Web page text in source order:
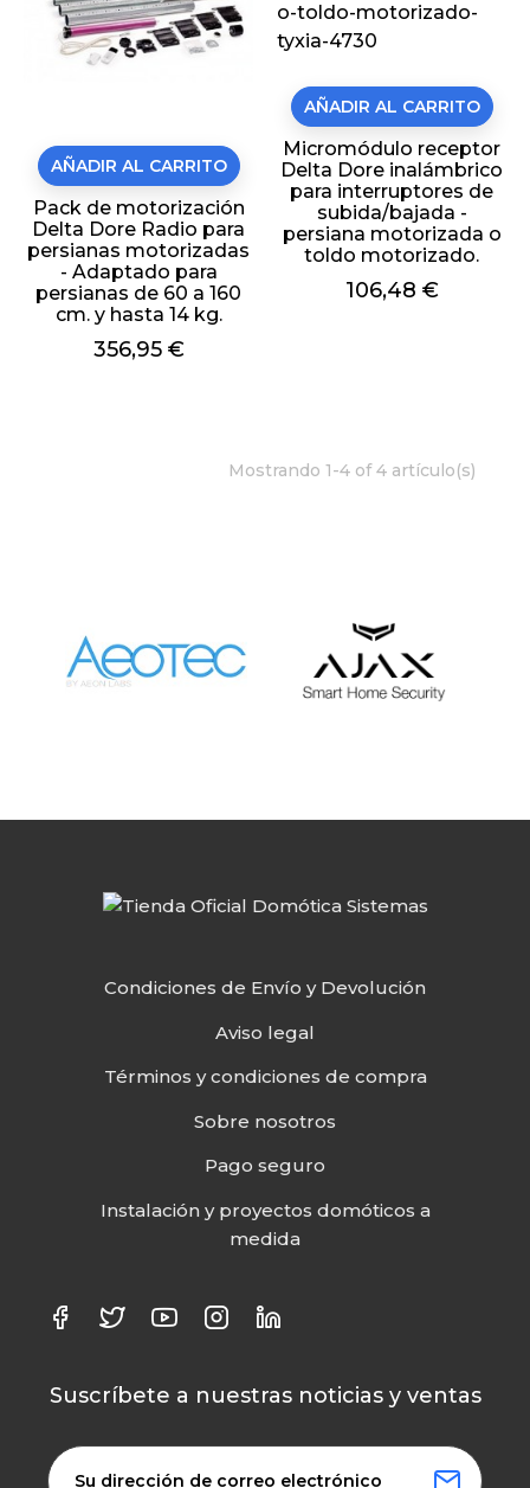
Pack de motorización
Delta Dore Radio para
persianas motorizadas
- Adaptado para
persianas de 60 a 160
cm. y hasta 14 kg.
Precio
356,95 €
AÑADIR AL CARRITO
Micromódulo receptor
Delta Dore inalámbrico
para interruptores de
subida/bajada -
persiana motorizada o
toldo motorizado.
Precio
106,48 €
AÑADIR AL CARRITO
Mostrando 1-4 of 4 artículo(s)
Condiciones de Envío y Devolución
Aviso legal
Términos y condiciones de compra
Sobre nosotros
Pago seguro
Instalación y proyectos domóticos a
medida
Suscríbete a nuestras noticias y ventas